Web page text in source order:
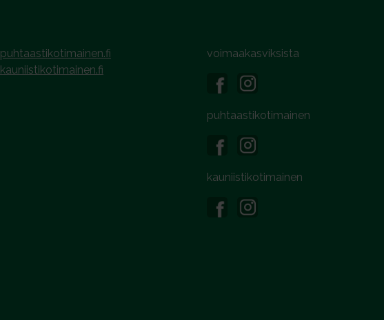
puhtaastikotimainen.fi
kauniistikotimainen.fi
voimaakasviksista
puhtaastikotimainen
kauniistikotimainen